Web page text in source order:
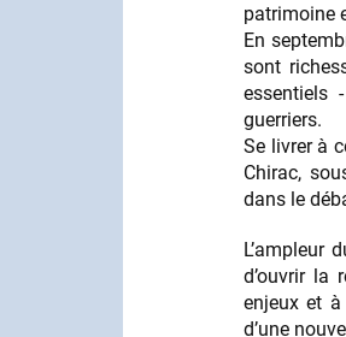
patrimoine
En
sont
essentiels
guerriers.
Se livrer à
Chirac,
dans le
L’ampleur
d’ouvrir la
enjeux et
d’une